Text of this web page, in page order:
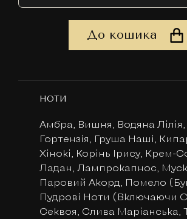
До кошика
НОТИ
Амбра, Вишня, Водяна Лілія,
Гортензія, Груша Наші,
Хінокі, Корінь Ірису, Крем-
Ладан, Лампрокапнос,
Паровий Акорд, Помело
Пудрові Ноти (Включаючи
Секвоя, Слива Маріанська,